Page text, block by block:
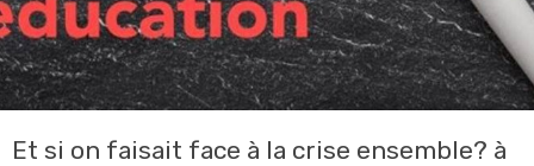
Et si on faisait face à la crise ensemble? à